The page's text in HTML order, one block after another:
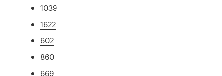
1039
1622
602
860
669